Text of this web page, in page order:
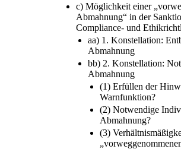
c) Möglichkeit einer
Abmahnung“ in der
Compliance- und
aa) 1. Konstellation:
Abmahnung
bb) 2. Konstellation:
Abmahnung
(1) Erfüllen der
Warnfunktion?
(2) Notwendige
Abmahnung?
(3)